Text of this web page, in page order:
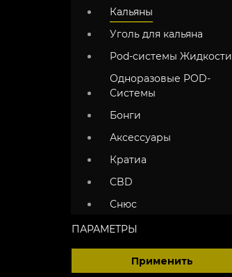
Кальяны
Уголь для кальяна
Pod-системы Жидкости
Одноразовые POD-
Системы
Бонги
Аксессуары
Кратиа
CBD
Снюс
ПАРАМЕТРЫ
Применить